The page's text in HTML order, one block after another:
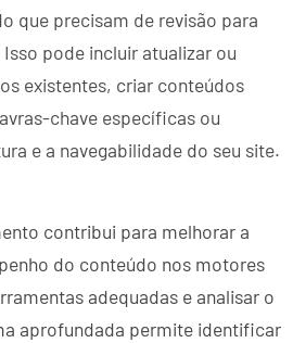
que precisam de revisão para
pode incluir atualizar ou
existentes, criar conteúdos
chave específicas ou
e a navegabilidade do seu site.
contribui para melhorar a
do conteúdo nos motores
adequadas e analisar o
aprofundada permite identificar